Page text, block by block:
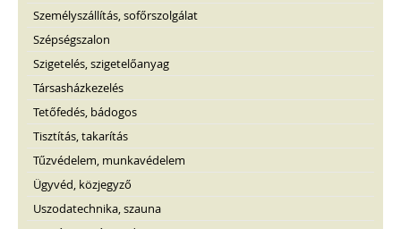
Személyszállítás, sofőrszolgálat
Szépségszalon
Szigetelés, szigetelőanyag
Társasházkezelés
Tetőfedés, bádogos
Tisztítás, takarítás
Tűzvédelem, munkavédelem
Ügyvéd, közjegyző
Uszodatechnika, szauna